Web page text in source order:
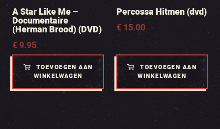
A Star Like Me –
Documentaire
(Herman Brood) (DVD)
€9.95
TOEVOEGEN AAN
WINKELWAGEN
Percossa Hitmen (dvd)
€15.00
TOEVOEGEN AAN
WINKELWAGEN